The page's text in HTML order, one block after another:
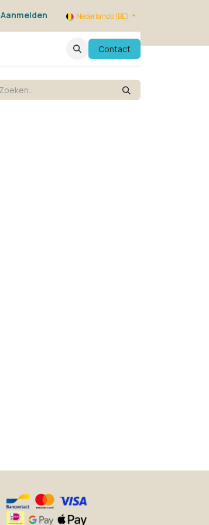
Aanmelden Nederlands (BE)
EvenementenContact